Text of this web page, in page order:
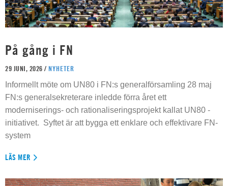
På gång i FN
29 JUNI, 2026 / NYHETER
Informellt möte om UN80 i FN:s generalförsamling 28 maj
FN:s generalsekreterare inledde förra året ett
moderniserings- och rationaliseringsprojekt kallat UN80 -
initiativet. Syftet är att bygga ett enklare och effektivare FN-
system
LÄS MER